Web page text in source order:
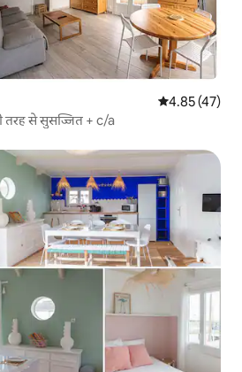
औसत रेटिंग 5 में
4.85 (47)
तरह से सुसज्जित + c/a